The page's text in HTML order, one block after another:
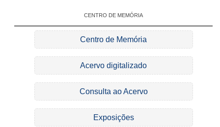
CENTRO DE MEMÓRIA
Centro de Memória
Acervo digitalizado
Consulta ao Acervo
Exposições